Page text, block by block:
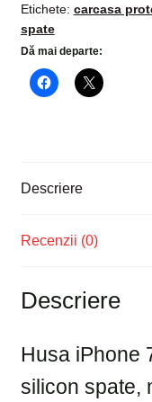
protectie
silicon
spate,
model
Etichete: carcasa
spate
Dă mai departe:
Descriere
Recenzii (0)
Descriere
Husa iPhone
silicon spate,